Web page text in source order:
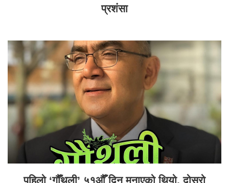
प्रशंसा
पहिलो ‘गौँथली’ ५१औँ दिन मनाएको थियो, दोस्रो